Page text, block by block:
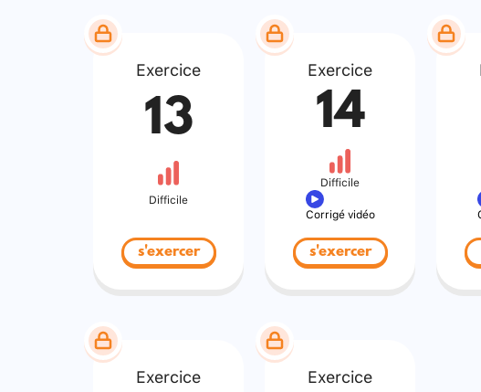
Exercice
13
Difficile
s'exercer
Exercice
14
Difficile
Corrigé vidéo
s'exercer
Exercice Exercice